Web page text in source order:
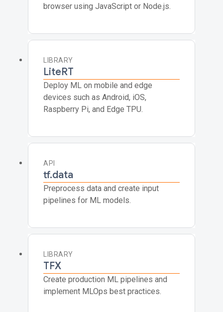
browser using JavaScript or Node.js.
LIBRARY
LiteRT
Deploy ML on mobile and edge
devices such as Android, iOS,
Raspberry Pi, and Edge TPU.
API
tf.data
Preprocess data and create input
pipelines for ML models.
LIBRARY
TFX
Create production ML pipelines and
implement MLOps best practices.